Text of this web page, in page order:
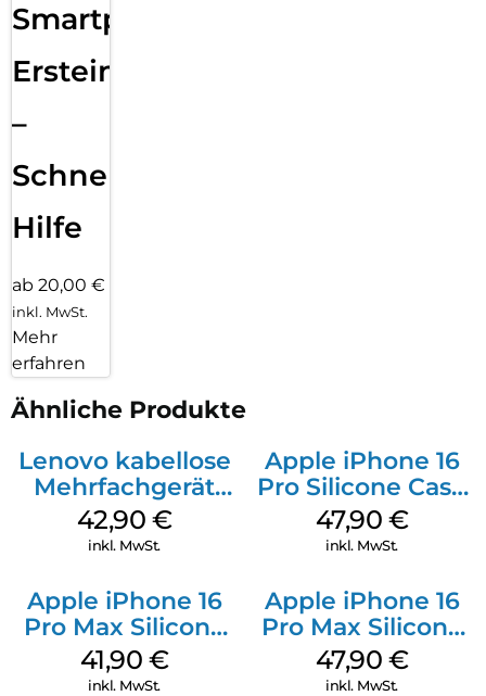
Smartphone
Ersteinrichtung
–
Schnelle
Hilfe
ab 20,00 €
inkl. MwSt.
Mehr
erfahren
Ähnliche Produkte
Lenovo kabellose
Mehrfachgerät
Luna Grey
42,90 €
inkl. MwSt.
Apple iPhone 16
Pro Silicone Case
MagSafe Denim
47,90 €
inkl. MwSt.
Apple iPhone 16
Pro Max Silicone
Case MagSafe
Ultramarine
41,90 €
inkl. MwSt.
Apple iPhone 16
Pro Max Silicone
Case MagSafe
Black
47,90 €
inkl. MwSt.